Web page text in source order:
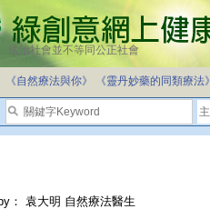
法治社會並不等同公正社會
《自然療法與你》 《靈丹妙藥的同類療法》
： 袁大明 自然療法醫生